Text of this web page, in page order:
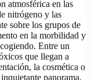
atmosférica en las
nitrógeno y las
sobre los grupos de
en la morbilidad y
Entre un
que llegan a
la cosmética o
panorama,